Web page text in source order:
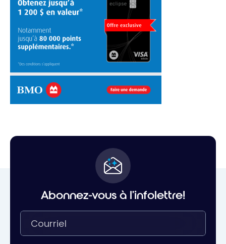
Abonnez-vous à l'infolettre!